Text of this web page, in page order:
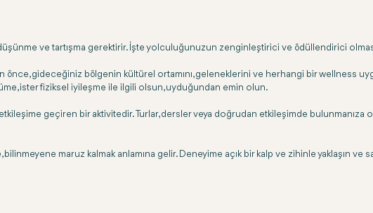
ve tartışma gerektirir. İşte yolculuğunuzun zenginleştirici ve ödüllendirici
gideceğiniz bölgenin kültürel ortamını, geleneklerini ve herhangi bir wellness
ister fiziksel iyileşme ile ilgili olsun, uyduğundan emin olun.
geçiren bir aktivitedir. Turlar, dersler veya doğrudan etkileşimde bulunmanıza
maruz kalmak anlamına gelir. Deneyime açık bir kalp ve zihinle yaklaşın ve